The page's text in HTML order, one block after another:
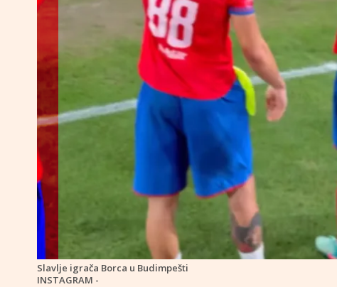
Slavlje igrača Borca u Budimpešti
INSTAGRAM -